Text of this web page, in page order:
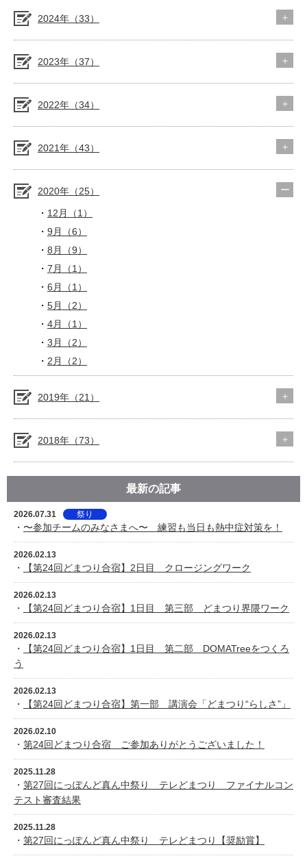
2024年（33）
2023年（37）
2022年（34）
2021年（43）
2020年（25）
12月（1）
9月（6）
8月（9）
7月（1）
6月（1）
5月（2）
4月（1）
3月（2）
2月（2）
2019年（21）
2018年（73）
最新の記事
2026.07.31 祭り
・ 〜参加チームのみなさまへ〜 練習も当日も熱中症対策を！
2026.02.13
・ 【第24回どまつり合宿】2日目 クロージングワーク
2026.02.13
・ 【第24回どまつり合宿】1日目 第三部 どまつり界隈ワーク
2026.02.13
・
【第24回どまつり合宿】1日目 第二部 DOMATreeをつくろ
う
2026.02.13
・ 【第24回どまつり合宿】第一部 講演会「どまつり“らしさ”」
2026.02.10
・ 第24回どまつり合宿 ご参加ありがとうございました！
2025.11.28
・ 第27回にっぽんど真ん中祭り テレどまつり ファイナルコン
テスト審査結果
2025.11.28
・ 第27回にっぽんど真ん中祭り テレどまつり【奨励賞】